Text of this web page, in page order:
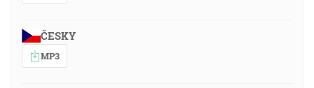
ČESKY
MP3